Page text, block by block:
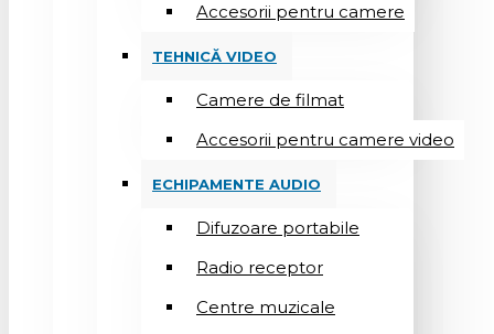
Accesorii pentru camere
TEHNICĂ VIDEO
Camere de filmat
Accesorii pentru camere video
ECHIPAMENTE AUDIO
Difuzoare portabile
Radio receptor
Centre muzicale